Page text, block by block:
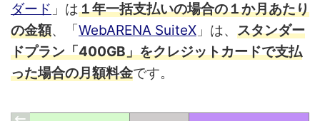
ダード 」は１年一括支払いの場合の１か月あたり
の金額、「WebARENA SuiteX 」は、 スタンダー
ドプラン「400GB」をクレジットカードで支払
った場合の月額料金です。